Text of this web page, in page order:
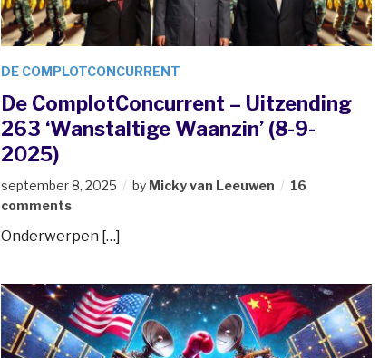
DE COMPLOTCONCURRENT
De ComplotConcurrent – Uitzending
263 ‘Wanstaltige Waanzin’ (8-9-
2025)
september 8, 2025 by Micky van Leeuwen
16
comments
Onderwerpen […]